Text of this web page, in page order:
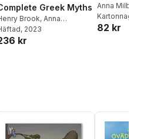
Greek Myths
Brook, Anna
, 2023
kr
Anna Milbourne
Kartonnage
82 kr